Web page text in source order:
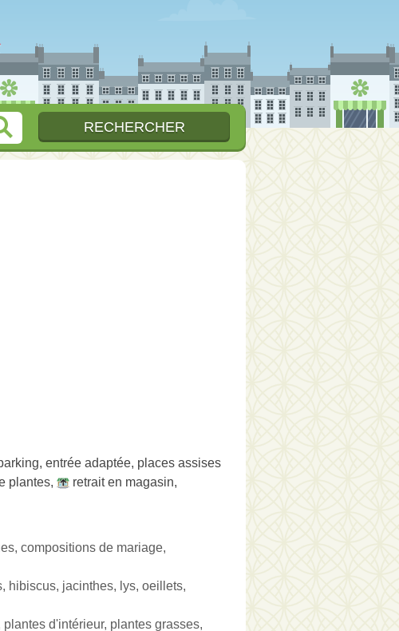
entrée adaptée, places assises
plantes, retrait en magasin,
compositions de mariage,
hibiscus, jacinthes, lys, oeillets,
d'intérieur, plantes grasses,